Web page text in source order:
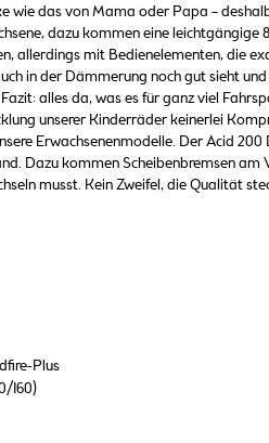
wie das von Mama oder Papa –
dazu kommen eine
allerdings mit Bedienelementen, die
in der Dämmerung noch gut sieht
alles da, was es für ganz viel
unserer Kinderräder keinerlei
Erwachsenenmodelle. Der Acid
Dazu kommen Scheibenbremsen
musst. Kein Zweifel, die Qualität
Plus
160)